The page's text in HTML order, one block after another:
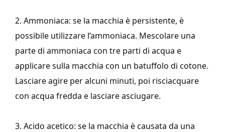
2. Ammoniaca: se la macchia è persistente, è
possibile utilizzare l’ammoniaca. Mescolare una
parte di ammoniaca con tre parti di acqua e
applicare sulla macchia con un batuffolo di cotone.
Lasciare agire per alcuni minuti, poi risciacquare
con acqua fredda e lasciare asciugare.
3. Acido acetico: se la macchia è causata da una